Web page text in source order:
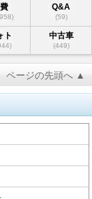
Q&A
(59)
ト 中古車
(449)
ページの先頭へ ▲